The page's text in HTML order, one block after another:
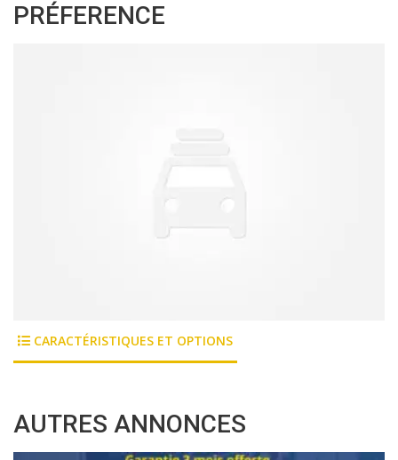
PRÉFERENCE
CARACTÉRISTIQUES ET OPTIONS
AUTRES ANNONCES